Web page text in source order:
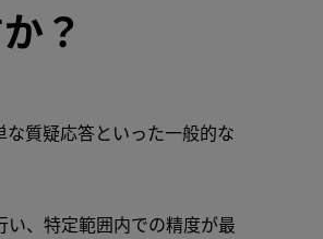
？
質疑応答といった一般的な
い、特定範囲内での精度が最